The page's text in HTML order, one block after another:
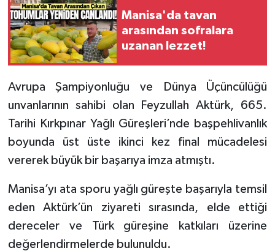
Manisa'da tavan
arasından sofralara
uzanan lezzet!
Avrupa Şampiyonluğu ve Dünya Üçüncülüğü
unvanlarının sahibi olan Feyzullah Aktürk, 665.
Tarihi Kırkpınar Yağlı Güreşleri’nde başpehlivanlık
boyunda üst üste ikinci kez final mücadelesi
vererek büyük bir başarıya imza atmıştı.
Manisa’yı ata sporu yağlı güreşte başarıyla temsil
eden Aktürk’ün ziyareti sırasında, elde ettiği
dereceler ve Türk güreşine katkıları üzerine
değerlendirmelerde bulunuldu.